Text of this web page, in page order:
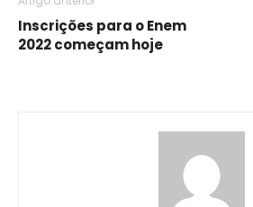
Inscrições para o Enem
2022 começam hoje